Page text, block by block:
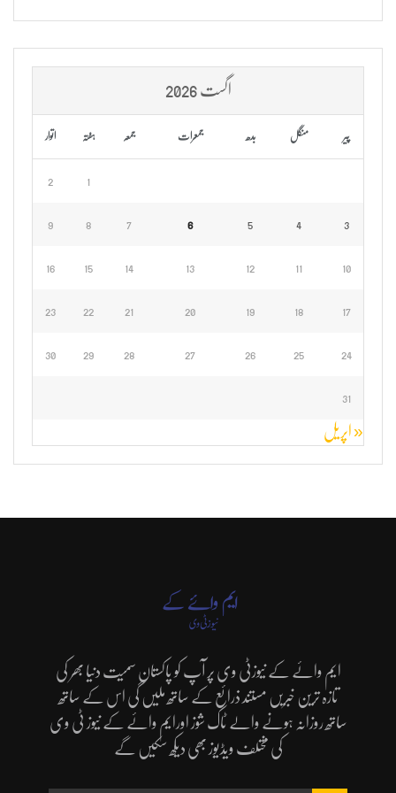
اگست 2026
پیر منگل بدھ جمعرات جمعہ ہفتہ اتوار
1
2
3
4
5
6
7
8
9
10
11
12
13
14
15
16
17
18
19
20
21
22
23
24
25
26
27
28
29
30
31
« اپریل
ایم وائے کے نیوزٹی وی پر آپ کو پاکستان سمیت دنیا بھر کی
تازہ ترین خبریں مستند ذرائع کے ساتھ ملیں گی اس کے ساتھ
ساتھ روزانہ ہونے والے ٹاک شوز اورایم وائے کے نیوز ٹی وی
کی مختلف ویڈیوز بھی دیکھ سکیں گے